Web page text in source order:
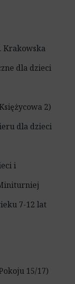
Krakowska
dla dzieci
2)
dla dzieci
i
7-12 lat
15/17)